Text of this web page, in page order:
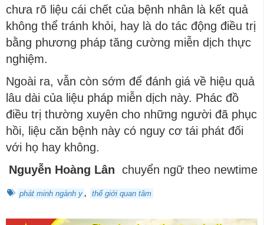
chưa rõ liệu cái chết của bệnh nhân là kết quả
không thể tránh khỏi, hay là do tác động điều trị
bằng phương pháp tăng cường miễn dịch thực
nghiệm.
Ngoài ra, vẫn còn sớm để đánh giá về hiệu quả
lâu dài của liệu pháp miễn dịch này. Phác đồ
điều trị thường xuyên cho những người đã phục
hồi, liệu căn bệnh này có nguy cơ tái phát đối
với họ hay không.
Nguyễn Hoàng Lân chuyển ngữ theo newtime
phát minh ngành y , thế giới quan tâm